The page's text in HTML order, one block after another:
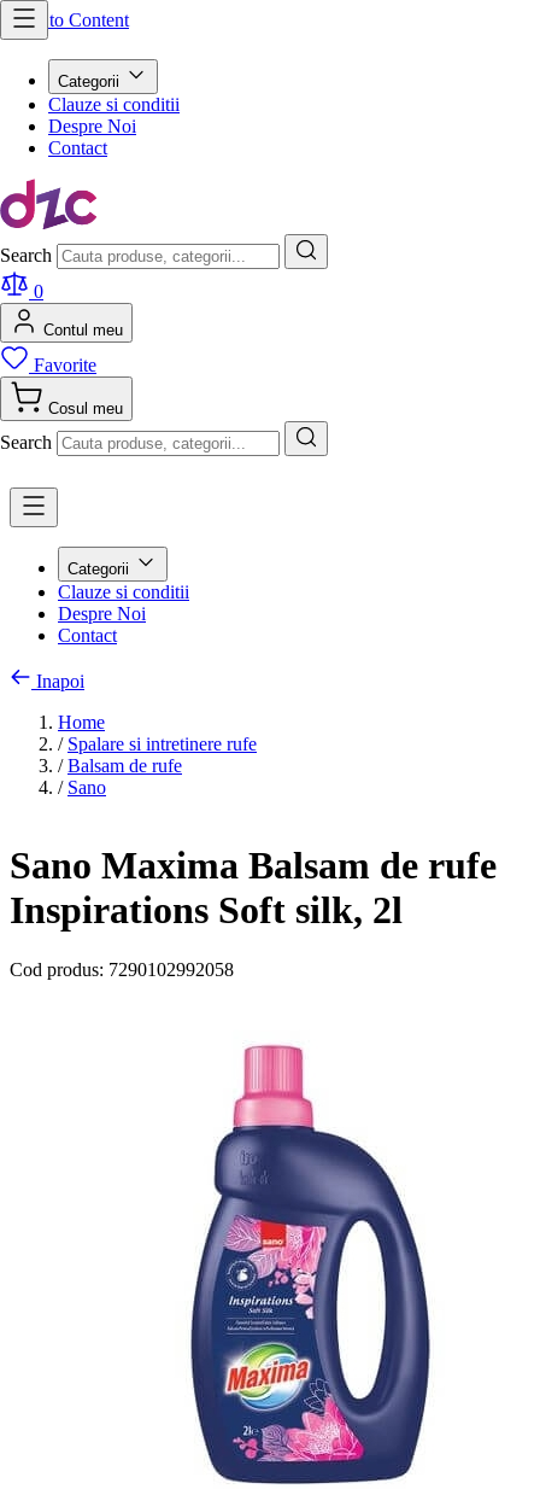
Skip to Content
Categorii
Clauze si conditii
Despre Noi
Contact
Search
0
Contul meu
Favorite
Cosul meu
Search
Categorii
Clauze si conditii
Despre Noi
Contact
Inapoi
Home
/ Spalare si intretinere rufe
/ Balsam de rufe
/ Sano
Sano Maxima Balsam de rufe
Inspirations Soft silk, 2l
Cod produs: 7290102992058